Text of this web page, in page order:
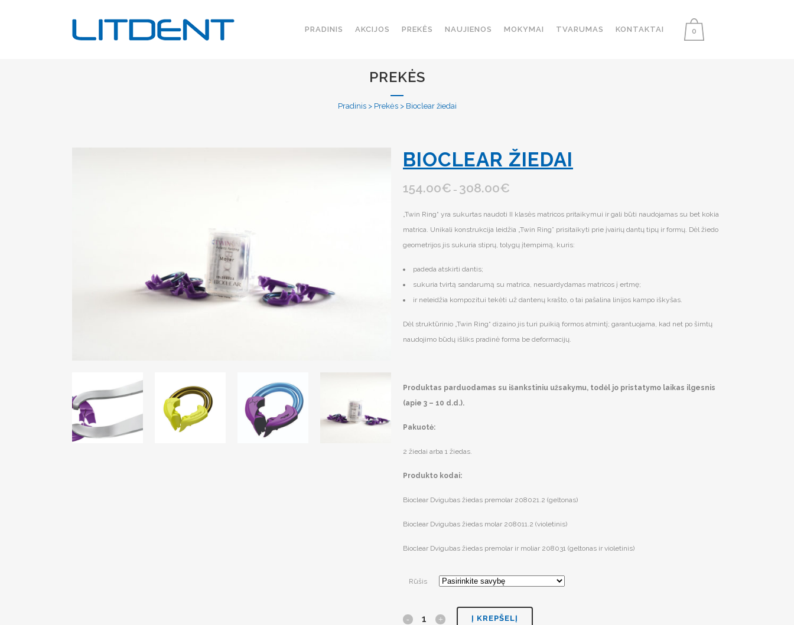
0
PRADINIS AKCIJOS PREKĖS NAUJIENOS MOKYMAI TVARUMAS KONTAKTAI
PREKĖS
Pradinis> Prekės> Bioclear žiedai
BIOCLEAR ŽIEDAI
154.00€ – 308.00€
„Twin Ring“ yra sukurtas naudoti II klasės matricos pritaikymui ir gali būti naudojamas su bet kokia
matrica. Unikali konstrukcija leidžia „Twin Ring” prisitaikyti prie įvairių dantų tipų ir formų. Dėl žiedo
geometrijos jis sukuria stiprų, tolygų įtempimą, kuris:
padeda atskirti dantis;
sukuria tvirtą sandarumą su matrica, nesuardydamas matricos į ertmę;
ir neleidžia kompozitui tekėti už dantenų krašto, o tai pašalina linijos kampo iškyšas.
Dėl struktūrinio „Twin Ring“ dizaino jis turi puikią formos atmintį; garantuojama, kad net po šimtų
naudojimo būdų išliks pradinė forma be deformacijų.
Produktas parduodamas su išankstiniu užsakymu, todėl jo pristatymo laikas ilgesnis
(apie 3 – 10 d.d.).
Pakuotė:
2 žiedai arba 1 žiedas.
Produkto kodai:
Bioclear Dvigubas žiedas premolar 208021.2 (geltonas)
Bioclear Dvigubas žiedas molar 208011.2 (violetinis)
Bioclear Dvigubas žiedas premolar ir moliar 208031 (geltonas ir violetinis)
Rūšis
Į KREPŠELĮ